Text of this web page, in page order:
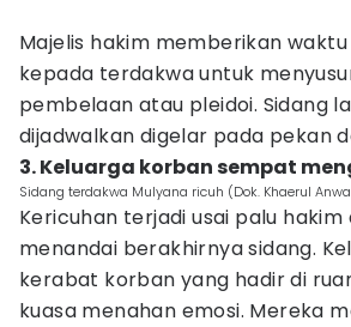
Majelis hakim memberikan
kepada terdakwa untuk
pembelaan atau pleidoi. Sidang
dijadwalkan digelar pada pekan
3. Keluarga korban sempat
Sidang terdakwa Mulyana ricuh (Dok. Khaerul
Kericuhan terjadi usai palu hakim
menandai berakhirnya sidang.
kerabat korban yang hadir di
kuasa menahan emosi. Mereka